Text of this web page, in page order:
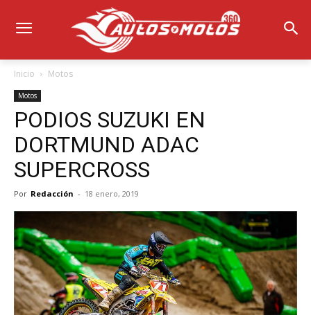
Inicio Motos
Motos
PODIOS SUZUKI EN
DORTMUND ADAC
SUPERCROSS
Por Redacción - 18 enero, 2019